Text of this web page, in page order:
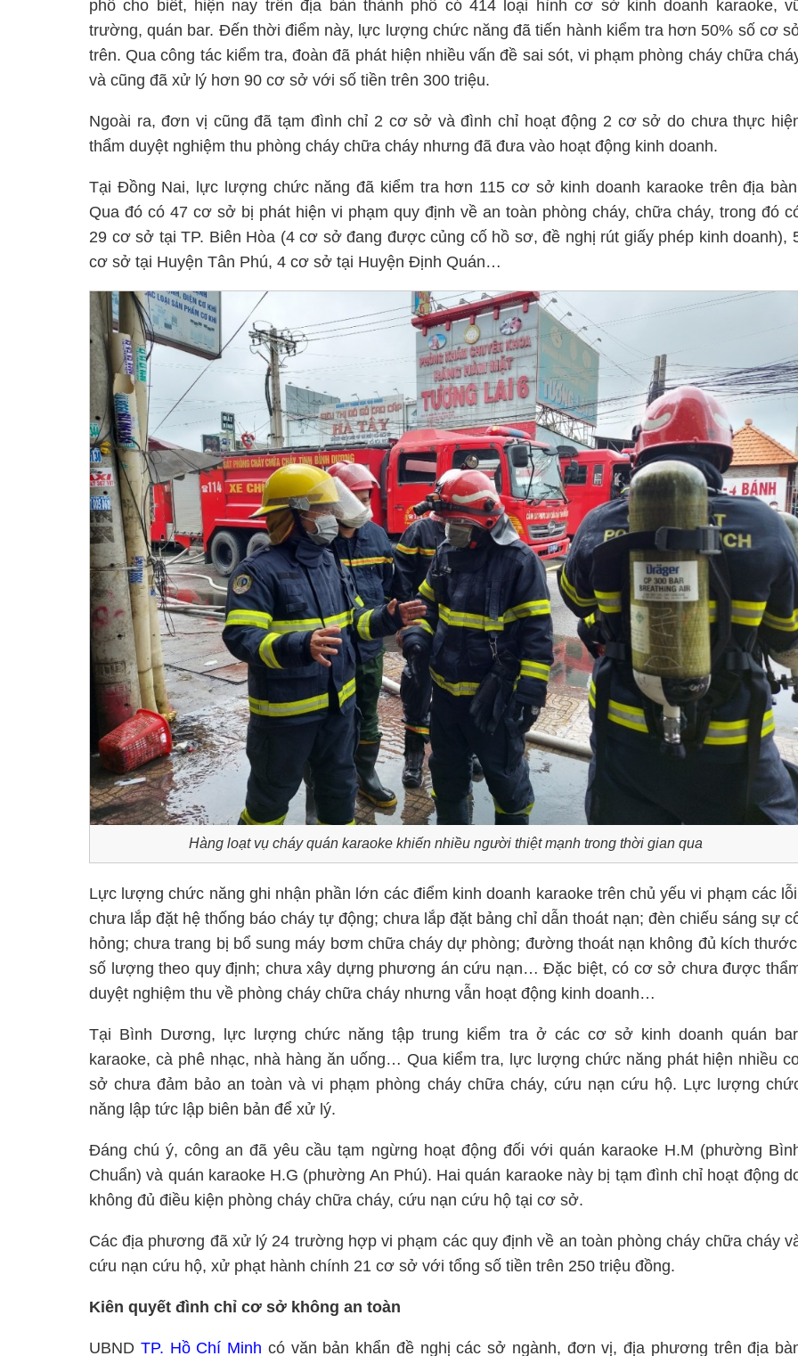
phố cho biết, hiện nay trên địa bàn thành phố có 414 loại hình cơ sở kinh doanh karaoke,
trường, quán bar. Đến thời điểm này, lực lượng chức năng đã tiến hành kiểm tra hơn 50% số cơ
trên. Qua công tác kiểm tra, đoàn đã phát hiện nhiều vấn đề sai sót, vi phạm phòng cháy chữa
và cũng đã xử lý hơn 90 cơ sở với số tiền trên 300 triệu.
Ngoài ra, đơn vị cũng đã tạm đình chỉ 2 cơ sở và đình chỉ hoạt động 2 cơ sở do chưa thực
thẩm duyệt nghiệm thu phòng cháy chữa cháy nhưng đã đưa vào hoạt động kinh doanh.
Tại Đồng Nai, lực lượng chức năng đã kiểm tra hơn 115 cơ sở kinh doanh karaoke trên địa
Qua đó có 47 cơ sở bị phát hiện vi phạm quy định về an toàn phòng cháy, chữa cháy, trong đó
29 cơ sở tại TP. Biên Hòa (4 cơ sở đang được củng cố hồ sơ, đề nghị rút giấy phép kinh doanh),
cơ sở tại Huyện Tân Phú, 4 cơ sở tại Huyện Định Quán…
Hàng loạt vụ cháy quán karaoke khiến nhiều người thiệt mạnh trong thời gian qua
Lực lượng chức năng ghi nhận phần lớn các điểm kinh doanh karaoke trên chủ yếu vi phạm các
chưa lắp đặt hệ thống báo cháy tự động; chưa lắp đặt bảng chỉ dẫn thoát nạn; đèn chiếu sáng sự
hỏng; chưa trang bị bổ sung máy bơm chữa cháy dự phòng; đường thoát nạn không đủ kích
số lượng theo quy định; chưa xây dựng phương án cứu nạn… Đặc biệt, có cơ sở chưa được
duyệt nghiệm thu về phòng cháy chữa cháy nhưng vẫn hoạt động kinh doanh…
Tại Bình Dương, lực lượng chức năng tập trung kiểm tra ở các cơ sở kinh doanh quán
karaoke, cà phê nhạc, nhà hàng ăn uống… Qua kiểm tra, lực lượng chức năng phát hiện nhiều
sở chưa đảm bảo an toàn và vi phạm phòng cháy chữa cháy, cứu nạn cứu hộ. Lực lượng
năng lập tức lập biên bản để xử lý.
Đáng chú ý, công an đã yêu cầu tạm ngừng hoạt động đối với quán karaoke H.M (phường
Chuẩn) và quán karaoke H.G (phường An Phú). Hai quán karaoke này bị tạm đình chỉ hoạt động
không đủ điều kiện phòng cháy chữa cháy, cứu nạn cứu hộ tại cơ sở.
Các địa phương đã xử lý 24 trường hợp vi phạm các quy định về an toàn phòng cháy chữa cháy
cứu nạn cứu hộ, xử phạt hành chính 21 cơ sở với tổng số tiền trên 250 triệu đồng.
Kiên quyết đình chỉ cơ sở không an toàn
UBND TP. Hồ Chí Minh có văn bản khẩn đề nghị các sở ngành, đơn vị, địa phương trên địa